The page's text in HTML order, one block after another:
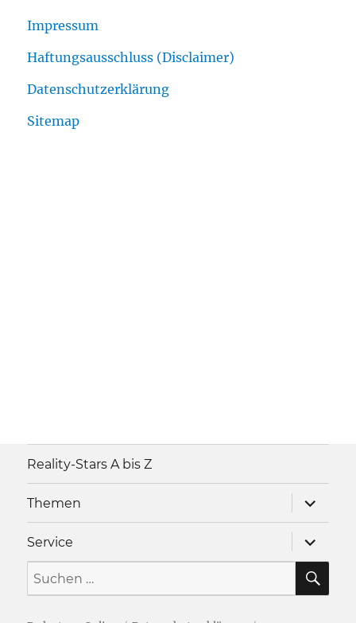
Impressum
Haftungsausschluss (Disclaimer)
Datenschutzerklärung
Sitemap
Reality-Stars A bis Z
Themen
anzeigen
Service
anzeigen
Suche
nach: